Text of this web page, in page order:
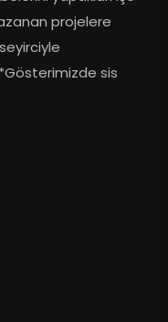
projelere
*Gösterimizde sis